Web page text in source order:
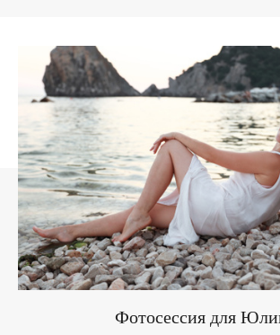
Фотосессия для